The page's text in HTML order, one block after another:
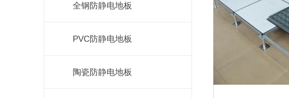
全钢防静电地板
PVC防静电地板
陶瓷防静电地板